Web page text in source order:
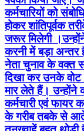
कर्मचारियों को
होकर शांतिपूर्वक
जरूर मिलेगी
करनी में बड़ा अन्तर
नेता चुनाव के वक्त
दिखा कर उनके वोट
मार लेते हैं। उन्होंने
कर्मचारी एवं फायर
के गरीब तबके से आते